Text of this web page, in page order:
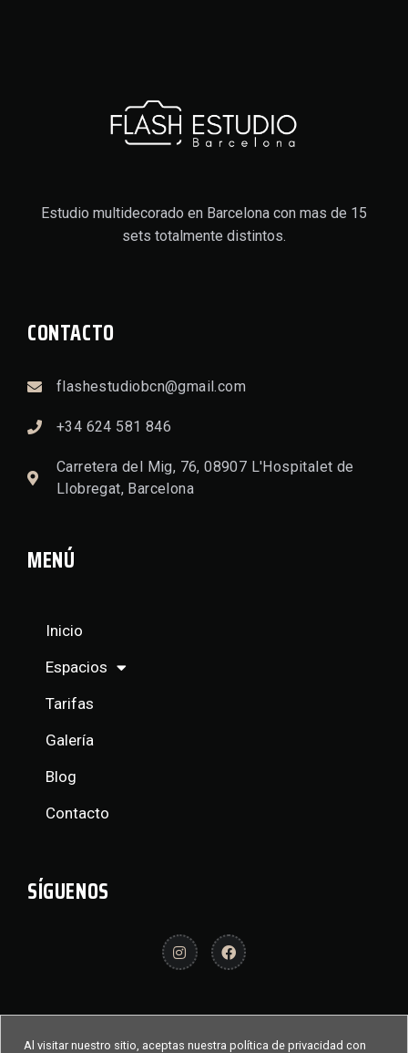
Estudio multidecorado en Barcelona con mas de 15
sets totalmente distintos.
CONTACTO
flashestudiobcn@gmail.com
+34 624 581 846
Carretera del Mig, 76, 08907 L'Hospitalet de
Llobregat, Barcelona
MENÚ
Inicio
Espacios
Tarifas
Galería
Blog
Contacto
SÍGUENOS
Al visitar nuestro sitio, aceptas nuestra política de privacidad con